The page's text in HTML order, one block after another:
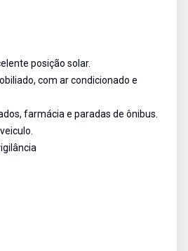
posição solar.
com ar condicionado e
farmácia e paradas de ônibus.